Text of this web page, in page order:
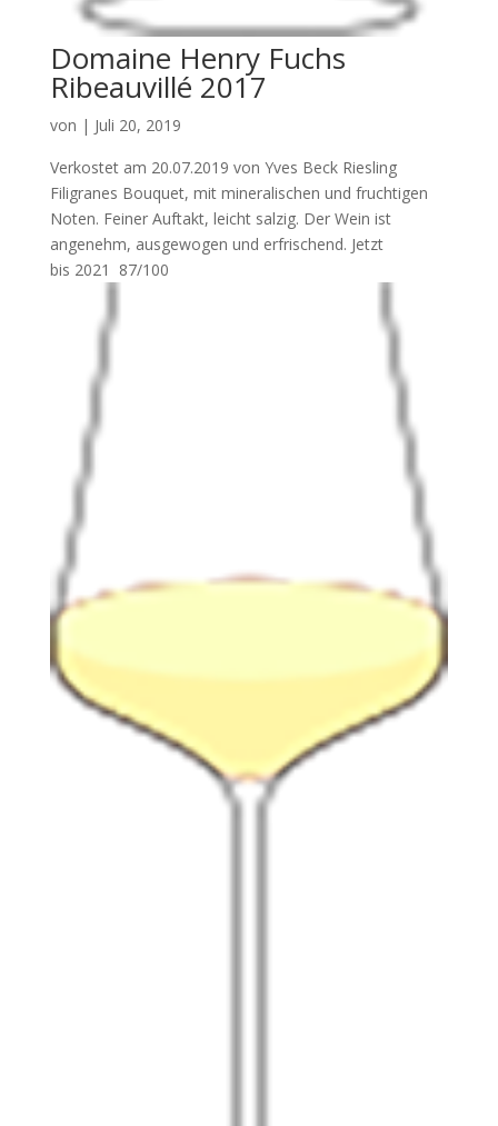
Domaine Henry Fuchs
Ribeauvillé 2017
von | Juli 20, 2019
Verkostet am 20.07.2019 von Yves Beck Riesling
Filigranes Bouquet, mit mineralischen und fruchtigen
Noten. Feiner Auftakt, leicht salzig. Der Wein ist
angenehm, ausgewogen und erfrischend. Jetzt
bis 2021 87/100